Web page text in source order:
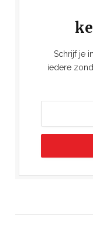
Schrijf je
iedere